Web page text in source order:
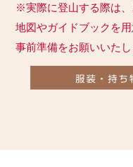
※実際に登山する際は
地図やガイドブックを
事前準備をお願いいたし